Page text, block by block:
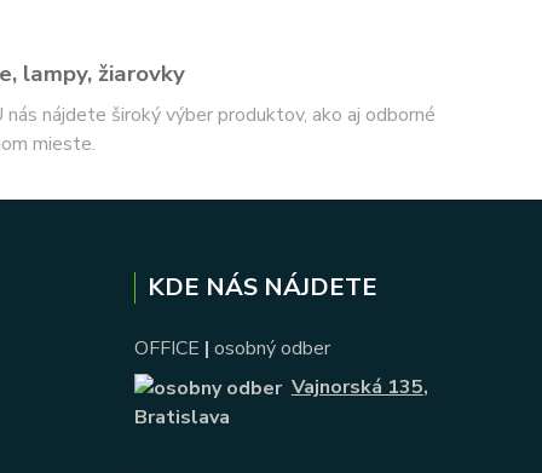
lampy, žiarovky
nájdete široký výber produktov, ako aj odborné
mieste.
KDE NÁS NÁJDETE
OFFICE | osobný odber
Vajnorská 135,
Bratislava